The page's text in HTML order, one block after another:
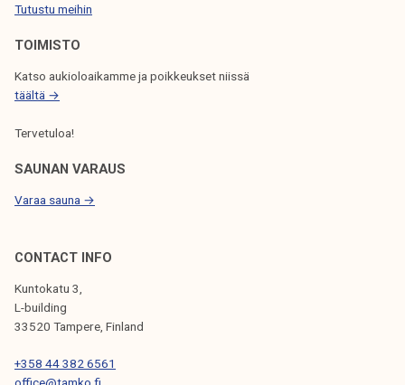
L
A
U
Tutustu meihin
TOIMISTO
Katso aukioloaikamme ja poikkeukset niissä
täältä →
Tervetuloa!
SAUNAN VARAUS
Varaa sauna →
CONTACT INFO
Kuntokatu 3,
L-building
33520 Tampere, Finland
+358 44 382 6561